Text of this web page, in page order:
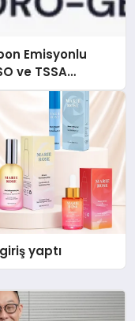
Emisyonlu
ve TSSA
yaptı